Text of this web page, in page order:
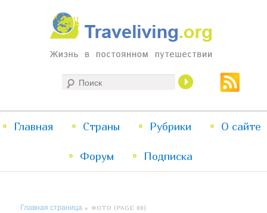
Traveliving
Жизнь в постоянном путешествии
меню
Перейти
к
Перейти
к
Главная Страны Рубрики О сайте
Форум Подписка
Главная страница » ФОТО (PAGE 69)